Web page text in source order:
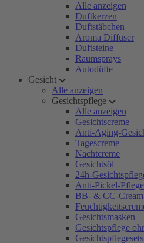
Alle anzeigen
Duftkerzen
Duftstäbchen
Aroma Diffuser
Duftsteine
Raumsprays
Autodüfte
Gesicht
Alle anzeigen
Gesichtspflege
Alle anzeigen
Gesichtscreme
Anti-Aging-
Tagescreme
Nachtcreme
Gesichtsöl
24h-
Anti-Pickel-Pflege
BB- & CC-Cream
Gesichtsmasken
Gesichtspflege
Gesichtspflegesets